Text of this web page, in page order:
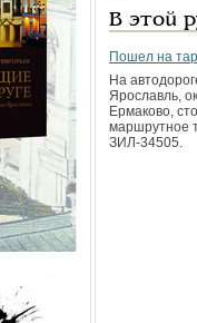
В этой
Пошел на
На
Ярославль,
Ермаково,
маршрутное
ЗИЛ-34505.